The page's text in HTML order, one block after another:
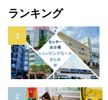
ランキング